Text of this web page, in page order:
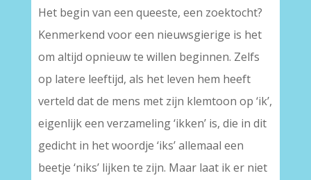
Het begin van een queeste, een zoektocht?
Kenmerkend voor een nieuwsgierige is het
om altijd opnieuw te willen beginnen. Zelfs
op latere leeftijd, als het leven hem heeft
verteld dat de mens met zijn klemtoon op ‘ik’,
eigenlijk een verzameling ‘ikken’ is, die in dit
gedicht in het woordje ‘iks’ allemaal een
beetje ‘niks’ lijken te zijn. Maar laat ik er niet